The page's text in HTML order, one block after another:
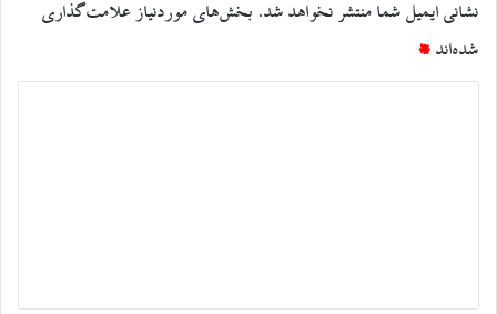
نشانی ایمیل شما منتشر نخواهد شد. بخش‌های موردنیاز علامت‌گذاری
شده‌اند *